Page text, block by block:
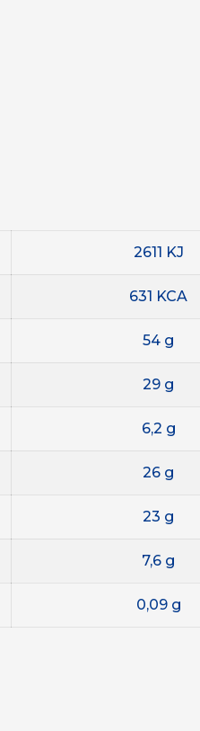
2611 KJ
631 KCA
54 g
29 g
6,2 g
26 g
23 g
7,6 g
0,09 g